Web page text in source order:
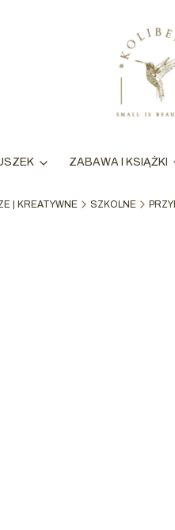
ZABAWA I KSIĄŻKI
| KREATYWNE SZKOLNE